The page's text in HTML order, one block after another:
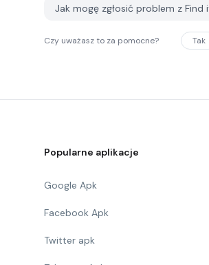
Jak mogę zgłosić problem z Find
Czy uważasz to za pomocne? Tak
Popularne aplikacje
Google Apk
Facebook Apk
Twitter apk